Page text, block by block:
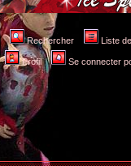
Rechercher Liste
Profil Se connecter